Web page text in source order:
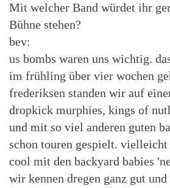
Mit welcher Band würdet ihr
Bühne stehen?
bev:
us bombs waren uns wichtig.
im frühling über vier wochen
frederiksen standen wir auf
dropkick murphies, kings of
und mit so viel anderen guten
schon touren gespielt. vielleicht
cool mit den backyard babies
wir kennen dregen ganz gut